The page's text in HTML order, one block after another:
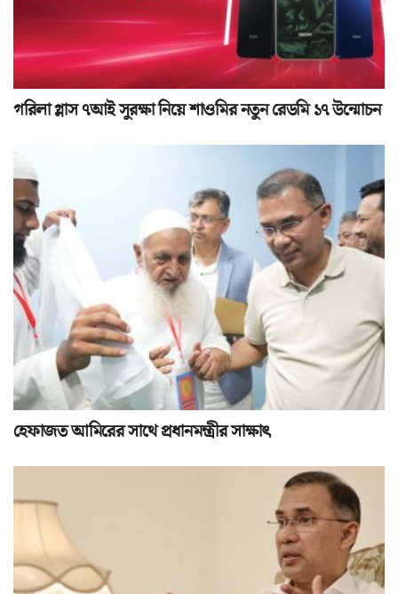
গরিলা গ্লাস ৭আই সুরক্ষা নিয়ে শাওমির নতুন রেডমি ১৭ উন্মোচন
হেফাজত আমিরের সাথে প্রধানমন্ত্রীর সাক্ষাৎ